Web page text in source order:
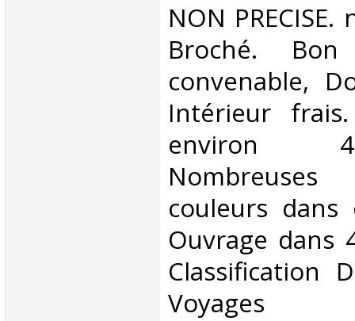
‎NON
Broché.
convenable,
Intérieur
environ
couleurs
Ouvrage dans
Classification
Voyages‎